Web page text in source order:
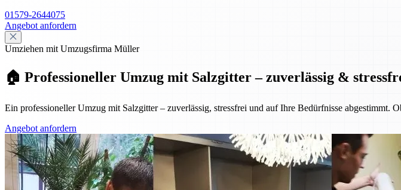
01579-2644075
Angebot anfordern
Umziehen mit Umzugsfirma Müller
🏠 Professioneller Umzug mit Salzgitter – zuverlässig &
Ein professioneller Umzug mit Salzgitter – zuverlässig, stressfrei und auf Ihre Bedürfnisse
Angebot anfordern